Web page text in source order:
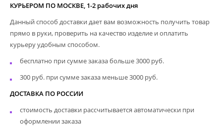
КУРЬЕРОМ ПО МОСКВЕ, 1-2 рабочих дня
Данный способ доставки дает вам возможность получить товар
прямо в руки, проверить на качество изделие и оплатить
курьеру удобным способом.
бесплатно при сумме заказа больше 3000 руб.
300 руб. при сумме заказа меньше 3000 руб.
ДОСТАВКА ПО РОССИИ
стоимость доставки рассчитывается автоматически при
оформлении заказа